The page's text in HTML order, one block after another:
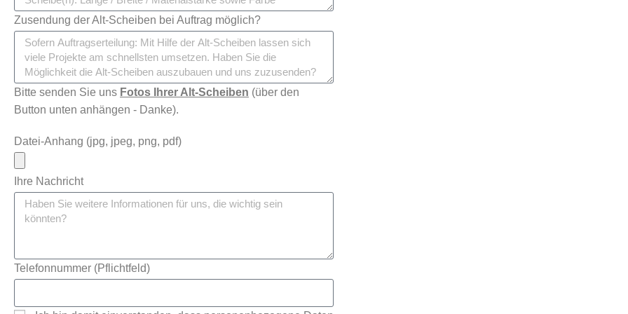
Zusendung der Alt-Scheiben bei Auftrag möglich?
Bitte senden Sie uns Fotos Ihrer Alt-Scheiben (über den
Button unten anhängen - Danke).
Datei-Anhang (jpg, jpeg, png, pdf)
Ihre Nachricht
Telefonnummer (Pflichtfeld)